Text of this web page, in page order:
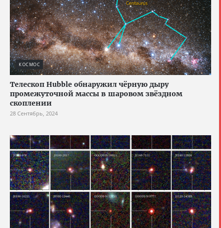
КОСМОС
Телескоп Hubble обнаружил чёрную дыру
промежуточной массы в шаровом звёздном
скоплении
28 Сентябрь, 2024